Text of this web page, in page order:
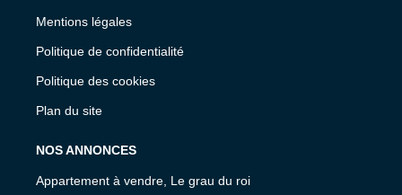
Mentions légales
Politique de confidentialité
Politique des cookies
Plan du site
NOS ANNONCES
Appartement à vendre, Le grau du roi